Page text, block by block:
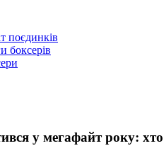
поєдинків
боксерів
у мегафайт року: